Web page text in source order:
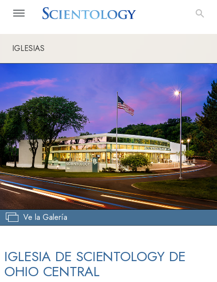
IGLESIAS
Ve la Galería
IGLESIA DE SCIENTOLOGY DE
OHIO CENTRAL